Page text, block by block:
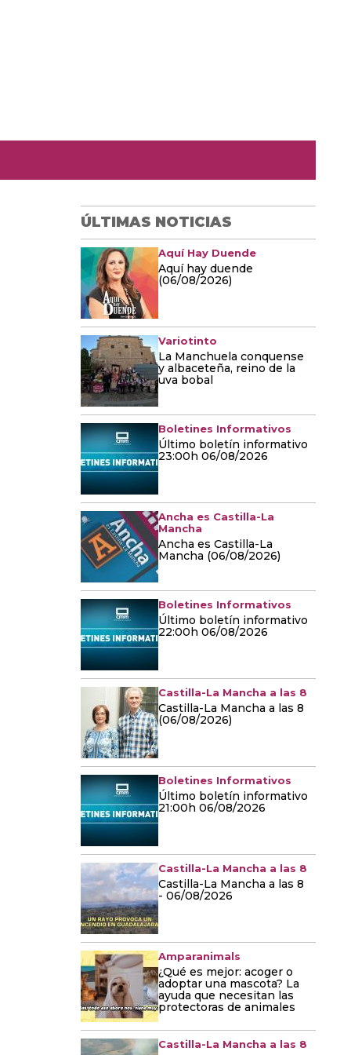
ÚLTIMAS NOTICIAS
Aquí Hay Duende
Aquí hay duende
(06/08/2026)
Variotinto
La Manchuela conquense
y albaceteña, reino de la
uva bobal
Boletines Informativos
Último boletín informativo
23:00h 06/08/2026
Ancha es Castilla-La
Mancha
Ancha es Castilla-La
Mancha (06/08/2026)
Boletines Informativos
Último boletín informativo
22:00h 06/08/2026
Castilla-La Mancha a las 8
Castilla-La Mancha a las 8
(06/08/2026)
Boletines Informativos
Último boletín informativo
21:00h 06/08/2026
Castilla-La Mancha a las 8
Castilla-La Mancha a las 8
- 06/08/2026
Amparanimals
¿Qué es mejor: acoger o
adoptar una mascota? La
ayuda que necesitan las
protectoras de animales
Castilla-La Mancha a las 8